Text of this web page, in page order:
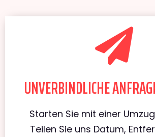
UNVERBINDLICHE
Starten Sie mit einer
Teilen Sie uns Datum,